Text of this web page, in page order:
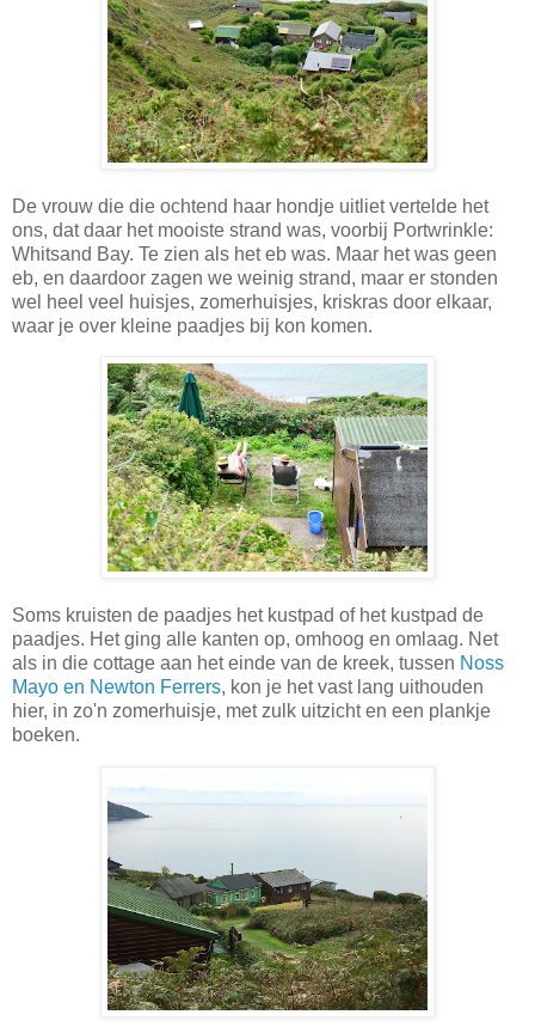
De vrouw die die ochtend haar hondje uitliet vertelde het
ons, dat daar het mooiste strand was, voorbij Portwrinkle:
Whitsand Bay. Te zien als het eb was. Maar het was geen
eb, en daardoor zagen we weinig strand, maar er stonden
wel heel veel huisjes, zomerhuisjes, kriskras door elkaar,
waar je over kleine paadjes bij kon komen.
Soms kruisten de paadjes het kustpad of het kustpad de
paadjes. Het ging alle kanten op, omhoog en omlaag. Net
als in die cottage aan het einde van de kreek, tussen Noss
Mayo en Newton Ferrers, kon je het vast lang uithouden
hier, in zo'n zomerhuisje, met zulk uitzicht en een plankje
boeken.